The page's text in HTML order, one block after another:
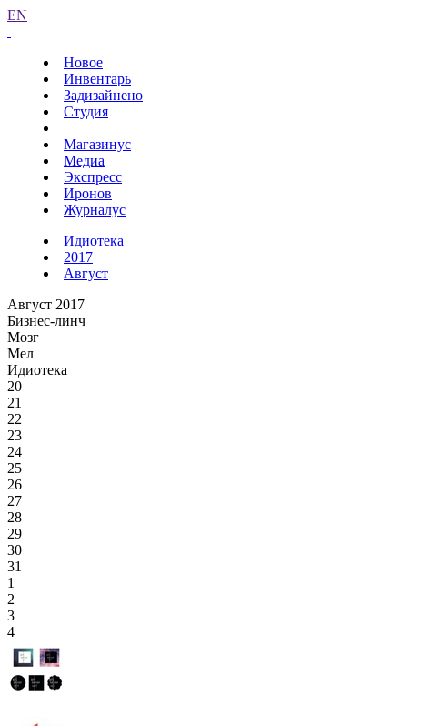
EN
Новое
Инвентарь
Задизайнено
Студия
Магазинус
Медиа
Экспресс
Иронов
Журналус
Идиотека
2017
Август
Август 2017
Бизнес-линч
Мозг
Мел
Идиотека
20
21
22
23
24
25
26
27
28
29
30
31
1
2
3
4